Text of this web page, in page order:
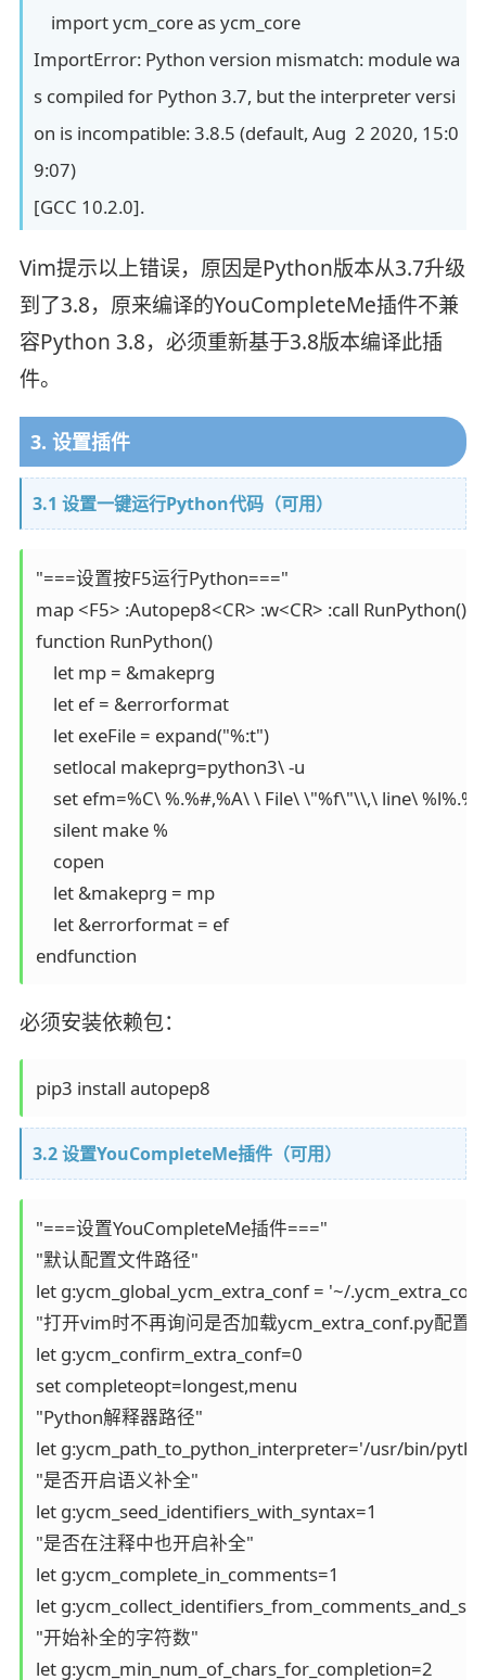
import ycm_core as ycm_core
ImportError: Python version mismatch: module wa
s compiled for Python 3.7, but the interpreter versi
on is incompatible: 3.8.5 (default, Aug 2 2020, 15:0
9:07)
[GCC 10.2.0].
Vim提示以上错误，原因是Python版本从3.7升级
到了3.8，原来编译的YouCompleteMe插件不兼
容Python 3.8，必须重新基于3.8版本编译此插
件。
3. 设置插件
3.1 设置一键运行Python代码（可用）
"===设置按F5运行Python==="
map <F5> :Autopep8<CR> :w<CR> :call
function RunPython()
    let mp = &makeprg
    let ef = &errorformat
    let exeFile = expand("%:t")
    setlocal makeprg=python3\ -u
set efm=%C\ %.%#,%A\ \ File\ \"%f\"\\,\ line\
    silent make %
    copen
    let &makeprg = mp
    let &errorformat = ef
endfunction
必须安装依赖包：
pip3 install autopep8
3.2 设置YouCompleteMe插件（可用）
"===设置YouCompleteMe插件==="
"默认配置文件路径"
let g:ycm_global_ycm_extra_conf = '~/
"打开vim时不再询问是否加载ycm_extra_conf.py配置"
let g:ycm_confirm_extra_conf=0
set completeopt=longest,menu
"Python解释器路径"
let g:ycm_path_to_python_interpreter='/usr/bin/
"是否开启语义补全"
let g:ycm_seed_identifiers_with_syntax=1
"是否在注释中也开启补全"
let g:ycm_complete_in_comments=1
let
"开始补全的字符数"
let g:ycm_min_num_of_chars_for_completion=2